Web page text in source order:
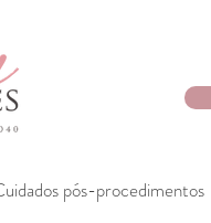
pós-procedimentos